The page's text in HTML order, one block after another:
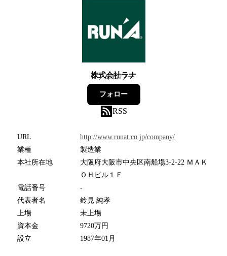
株式会社ラナ
7フォロワー
フォロー
RSS
URL
http://www.runat.co.jp/company/
業種
製造業
本社所在地
大阪府大阪市中央区南船場3-2-22 ＭＡＫ
ＯＨビル１Ｆ
電話番号
-
代表者名
鈴見 純孝
上場
未上場
資本金
9720万円
設立
1987年01月